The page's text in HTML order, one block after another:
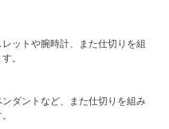
ットや腕時計、また仕切りを組
。
ダントなど、また仕切りを組み